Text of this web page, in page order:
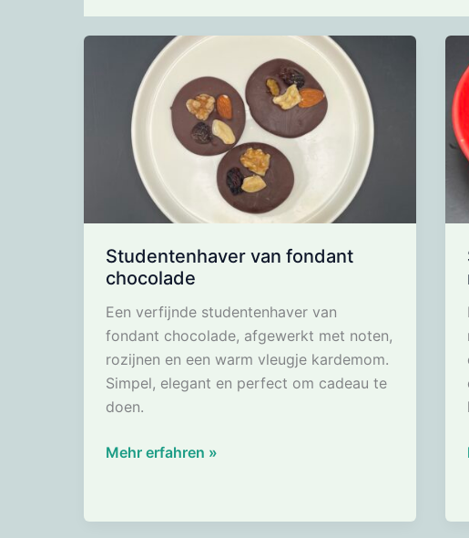
Studentenhaver van fondant
chocolade
Een verfijnde studentenhaver van
fondant chocolade, afgewerkt met noten,
rozijnen en een warm vleugje kardemom.
Simpel, elegant en perfect om cadeau te
doen.
Studentenhaver
chocolade
Mehr erfahren »